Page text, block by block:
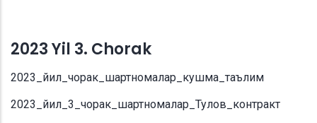
2023 Yil 3. Chorak
2023_йил_чорак_шартномалар_кушма_таълим
2023_йил_3_чорак_шартномалар_Тулов_контракт